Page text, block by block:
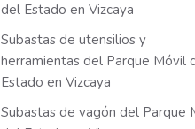
del Estado en Vizcaya
Subastas de utensilios y
herramientas del Parque Móvil
Estado en Vizcaya
Subastas de vagón del Parque